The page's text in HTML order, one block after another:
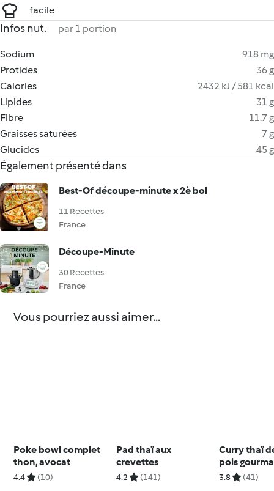
facile
Infos nut. par 1 portion
Sodium
918 mg
Protides
36 g
Calories
2432 kJ / 581 kcal
Lipides
31 g
Fibre
11.7 g
Graisses saturées
7 g
Glucides
45 g
Également présenté dans
Best-Of découpe-minute x 2è bol
11 Recettes
France
Découpe-Minute
30 Recettes
France
Vous pourriez aussi aimer...
Poke bowl complet
thon, avocat
4.4 (10)
Pad thaï aux
crevettes
4.2 (141)
Curry thaï
pois
3.8 (41)